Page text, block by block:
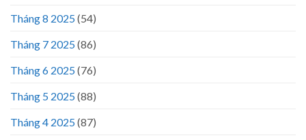
Tháng 8 2025(54)
Tháng 7 2025(86)
Tháng 6 2025(76)
Tháng 5 2025(88)
Tháng 4 2025(87)